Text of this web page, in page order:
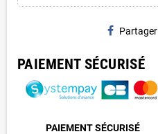
Partager
PAIEMENT SÉCURISÉ
PAIEMENT SÉCURISÉ